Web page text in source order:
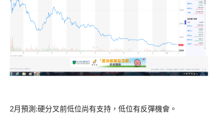
2月預測:硬分叉前低位尚有支持，低位有反彈機會。